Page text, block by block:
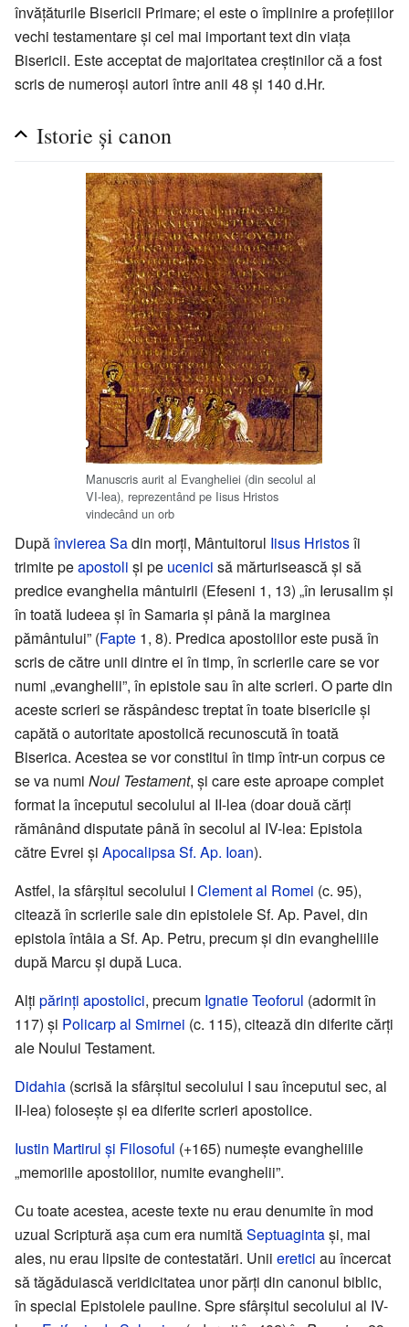
învăţăturile Bisericii Primare; el este o împlinire a profeţiilor
vechi testamentare şi cel mai important text din viaţa
Bisericii. Este acceptat de majoritatea creştinilor că a fost
scris de numeroşi autori între anii 48 şi 140 d.Hr.
Istorie și canon
Manuscris aurit al Evangheliei (din secolul al
VI-lea), reprezentând pe Iisus Hristos
vindecând un orb
Dupăînvierea Sadin morți, Mântuitorul Iisus Hristosîi
trimite peapostoli și pe ucenici să mărturisească și să
predice evanghelia mântuirii (Efeseni 1, 13) „în Ierusalim și
în toată Iudeea și în Samaria și până la marginea
pământului” (Fapte 1, 8). Predica apostolilor este pusă în
scris de către unii dintre ei în timp, în scrierile care se vor
numi „evanghelii”, în epistole sau în alte scrieri. O parte din
aceste scrieri se răspândesc treptat în toate bisericile și
capătă o autoritate apostolică recunoscută în toată
Biserica. Acestea se vor constitui în timp într-un corpus ce
se va numi Noul Testament, și care este aproape complet
format la începutul secolului al II-lea (doar două cărți
rămânând disputate până în secolul al IV-lea: Epistola
către Evrei și Apocalipsa Sf. Ap. Ioan).
Astfel, la sfârşitul secolului I Clement al Romei (c. 95),
citează în scrierile sale din epistolele Sf. Ap. Pavel, din
epistola întâia a Sf. Ap. Petru, precum și din evangheliile
după Marcu și după Luca.
Alți părinți apostolici, precum Ignatie Teoforul (adormit în
117) și Policarp al Smirnei (c. 115), citează din diferite cărți
ale Noului Testament.
Didahia (scrisă la sfârșitul secolului I sau începutul sec, al
II-lea) folosește și ea diferite scrieri apostolice.
Iustin Martirul și Filosoful (+165) numește evangheliile
„memoriile apostolilor, numite evanghelii”.
Cu toate acestea, aceste texte nu erau denumite în mod
uzual Scriptură așa cum era numităSeptuagintași, mai
ales, nu erau lipsite de contestatări. Unii eretici au încercat
să tăgăduiască veridicitatea unor părți din canonul biblic,
în special Epistolele pauline. Spre sfârșitul secolului al IV-